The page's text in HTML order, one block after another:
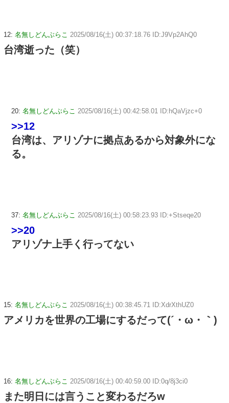
12: 名無しどんぶらこ 2025/08/16(土) 00:37:18.76 ID:J9Vp2AhQ0
台湾逝った（笑）
20: 名無しどんぶらこ 2025/08/16(土) 00:42:58.01 ID:hQaVjzc+0
>>12
台湾は、アリゾナに拠点あるから対象外にな
る。
37: 名無しどんぶらこ 2025/08/16(土) 00:58:23.93 ID:+Stseqe20
>>20
アリゾナ上手く行ってない
15: 名無しどんぶらこ 2025/08/16(土) 00:38:45.71 ID:XdrXthUZ0
アメリカを世界の工場にするだって(´・ω・｀)
16: 名無しどんぶらこ 2025/08/16(土) 00:40:59.00 ID:0q/8j3ci0
また明日には言うこと変わるだろw